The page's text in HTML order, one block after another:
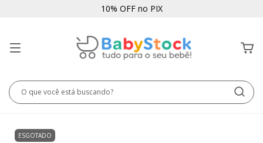
10% OFF no PIX
ESGOTADO